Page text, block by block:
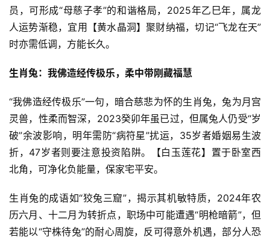
员，可形成“母慈子孝”的和谐格局，2025年乙巳年，属龙
人运势渐稳，宜用【黄水晶洞】聚财纳福，切记“飞龙在天”
时亦需低调，方能长久。
生肖兔：我佛造经传极乐，柔中带刚藏福慧
“我佛造经传极乐”一句，暗合慈悲为怀的生肖兔，兔为月宫
灵兽，性柔而智深，2023癸卯年虽已过，但属兔人仍受“岁
破”余波影响，明年需防“病符星”扰运，35岁者婚姻易生波
折，47岁者则要注意投资陷阱。【白玉莲花】置于卧室西
北角，可净化负能量，保家宅平安。
生肖兔的成语如“狡兔三窟”，揭示其机敏特质，2024年农
历六月、十二月为转折点，职场中可能遭遇“明枪暗箭”，但
若能以“守株待兔”的耐心周旋，反可得意外机遇，部分人恐